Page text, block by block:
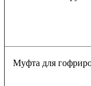
Муфта для